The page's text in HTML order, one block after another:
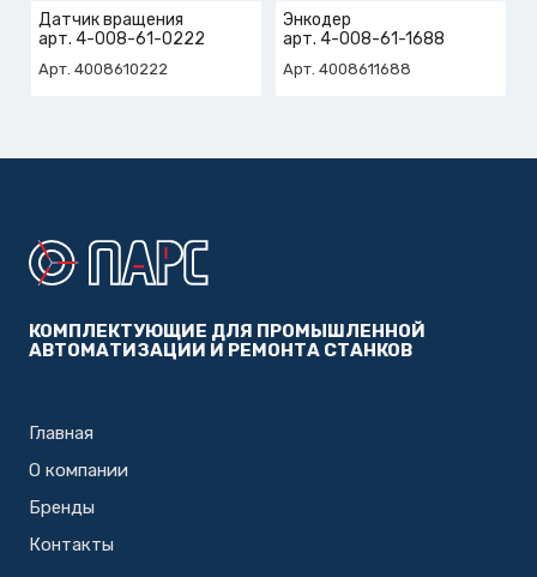
Датчик вращения
арт. 4-008-61-0222
Арт. 4008610222
Энкодер
арт. 4-008-61-1688
Арт. 4008611688
КОМПЛЕКТУЮЩИЕ ДЛЯ ПРОМЫШЛЕННОЙ
АВТОМАТИЗАЦИИ И РЕМОНТА СТАНКОВ
Главная
О компании
Бренды
Контакты